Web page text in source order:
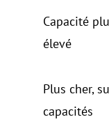
Capacité
élevé
Plus cher,
capacités